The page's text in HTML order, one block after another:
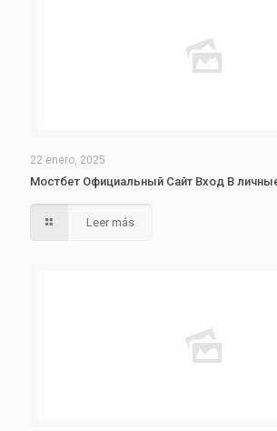
22 enero, 2025
Мостбет Официальный Сайт Вход В
Leer más